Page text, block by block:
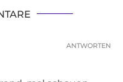
ANTWORTEN